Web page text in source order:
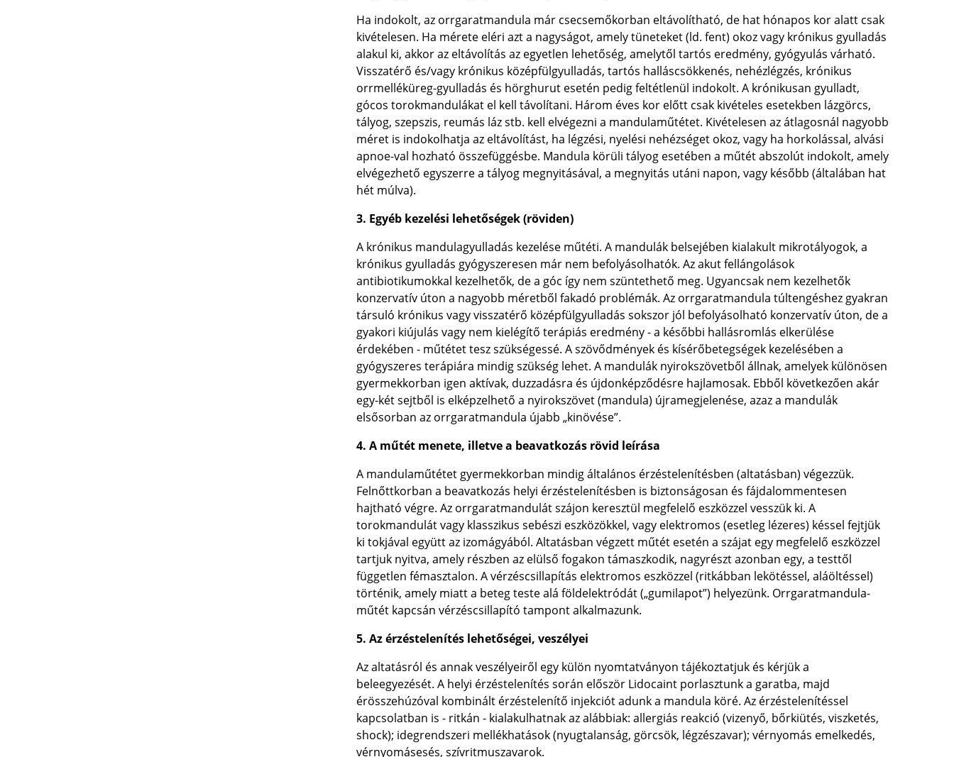
Ha indokolt, az orrgaratmandula már csecsemőkorban eltávolítható, de hat hónapos kor alatt csak
kivételesen. Ha mérete eléri azt a nagyságot, amely tüneteket (ld. fent) okoz vagy krónikus gyulladás
alakul ki, akkor az eltávolítás az egyetlen lehetőség, amelytől tartós eredmény, gyógyulás várható.
Visszatérő és/vagy krónikus középfülgyulladás, tartós halláscsökkenés, nehézlégzés, krónikus
orrmelléküreg-gyulladás és hörghurut esetén pedig feltétlenül indokolt. A krónikusan gyulladt,
gócos torokmandulákat el kell távolítani. Három éves kor előtt csak kivételes esetekben lázgörcs,
tályog, szepszis, reumás láz stb. kell elvégezni a mandulaműtétet. Kivételesen az átlagosnál nagyobb
méret is indokolhatja az eltávolítást, ha légzési, nyelési nehézséget okoz, vagy ha horkolással, alvási
apnoe-val hozható összefüggésbe. Mandula körüli tályog esetében a műtét abszolút indokolt, amely
elvégezhető egyszerre a tályog megnyitásával, a megnyitás utáni napon, vagy később (általában hat
hét múlva).
3. Egyéb kezelési lehetőségek (röviden)
A krónikus mandulagyulladás kezelése műtéti. A mandulák belsejében kialakult mikrotályogok, a
krónikus gyulladás gyógyszeresen már nem befolyásolhatók. Az akut fellángolások
antibiotikumokkal kezelhetők, de a góc így nem szüntethető meg. Ugyancsak nem kezelhetők
konzervatív úton a nagyobb méretből fakadó problémák. Az orrgaratmandula túltengéshez gyakran
társuló krónikus vagy visszatérő középfülgyulladás sokszor jól befolyásolható konzervatív úton, de a
gyakori kiújulás vagy nem kielégítő terápiás eredmény - a későbbi hallásromlás elkerülése
érdekében - műtétet tesz szükségessé. A szövődmények és kísérőbetegségek kezelésében a
gyógyszeres terápiára mindig szükség lehet. A mandulák nyirokszövetből állnak, amelyek különösen
gyermekkorban igen aktívak, duzzadásra és újdonképződésre hajlamosak. Ebből következően akár
egy-két sejtből is elképzelhető a nyirokszövet (mandula) újramegjelenése, azaz a mandulák
elsősorban az orrgaratmandula újabb „kinövése”.
4. A műtét menete, illetve a beavatkozás rövid leírása
A mandulaműtétet gyermekkorban mindig általános érzéstelenítésben (altatásban) végezzük.
Felnőttkorban a beavatkozás helyi érzéstelenítésben is biztonságosan és fájdalommentesen
hajtható végre. Az orrgaratmandulát szájon keresztül megfelelő eszközzel vesszük ki. A
torokmandulát vagy klasszikus sebészi eszközökkel, vagy elektromos (esetleg lézeres) késsel fejtjük
ki tokjával együtt az izomágyából. Altatásban végzett műtét esetén a szájat egy megfelelő eszközzel
tartjuk nyitva, amely részben az elülső fogakon támaszkodik, nagyrészt azonban egy, a testtől
független fémasztalon. A vérzéscsillapítás elektromos eszközzel (ritkábban lekötéssel, aláöltéssel)
történik, amely miatt a beteg teste alá földelektródát („gumilapot”) helyezünk. Orrgaratmandula-
műtét kapcsán vérzéscsillapító tampont alkalmazunk.
5. Az érzéstelenítés lehetőségei, veszélyei
Az altatásról és annak veszélyeiről egy külön nyomtatványon tájékoztatjuk és kérjük a
beleegyezését. A helyi érzéstelenítés során először Lidocaint porlasztunk a garatba, majd
érösszehúzóval kombinált érzéstelenítő injekciót adunk a mandula köré. Az érzéstelenítéssel
kapcsolatban is - ritkán - kialakulhatnak az alábbiak: allergiás reakció (vizenyő, bőrkiütés, viszketés,
shock); idegrendszeri mellékhatások (nyugtalanság, görcsök, légzészavar); vérnyomás emelkedés,
vérnyomásesés, szívritmuszavarok.